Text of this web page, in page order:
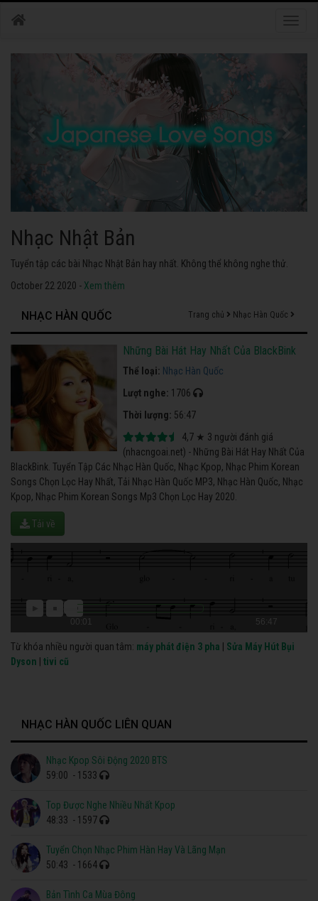
Nhạc Nhật Bản
Tuyển tập các bài Nhạc Nhật Bản hay nhất. Không thể không nghe thử.
October 22 2020 - Xem thêm
NHẠC HÀN QUỐC Trang chủ Nhạc Hàn Quốc
Những Bài Hát Hay Nhất Của BlackBink
Thể loại: Nhạc Hàn Quốc
Lượt nghe: 1706
Thời lượng: 56:47
4,7 ★ 3 người đánh giá
(nhacngoai.net) - Những Bài Hát Hay Nhất Của
BlackBink. Tuyển Tập Các Nhạc Hàn Quốc, Nhạc Kpop, Nhạc Phim Korean
Songs Chọn Lọc Hay Nhất, Tải Nhạc Hàn Quốc MP3, Nhạc Hàn Quốc, Nhạc
Kpop, Nhạc Phim Korean Songs Mp3 Chọn Lọc Hay 2020.
Tải về
00:01 56:47
Từ khóa nhiều người quan tâm: máy phát điện 3 pha
Sửa Máy Hút Bụi
Dyson
tivi cũ
NHẠC HÀN QUỐC LIÊN QUAN
Nhạc Kpop Sôi Động 2020 BTS
59:00 - 1533
Top Được Nghe Nhiều Nhất Kpop
48:33 - 1597
Tuyển Chọn Nhạc Phim Hàn Hay Và Lãng Mạn
50:43 - 1664
Bản Tình Ca Mùa Đông